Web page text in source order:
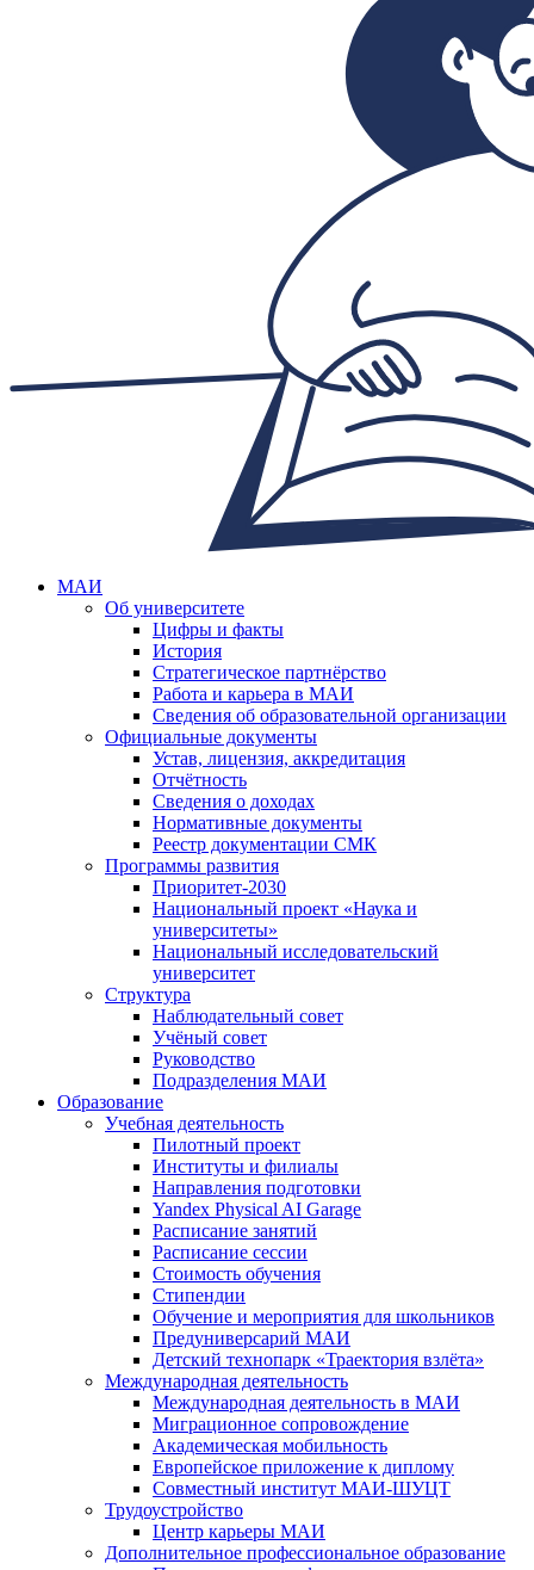
МАИ
Об университете
Цифры и факты
История
Стратегическое партнёрство
Работа и карьера в МАИ
Сведения об образовательной организации
Официальные документы
Устав, лицензия, аккредитация
Отчётность
Сведения о доходах
Нормативные документы
Реестр документации СМК
Программы развития
Приоритет-2030
Национальный проект «Наука и
университеты»
Национальный исследовательский
университет
Структура
Наблюдательный совет
Учёный совет
Руководство
Подразделения МАИ
Образование
Учебная деятельность
Пилотный проект
Институты и филиалы
Направления подготовки
Yandex Physical AI Garage
Расписание занятий
Расписание сессии
Стоимость обучения
Стипендии
Обучение и мероприятия для школьников
Предуниверсарий МАИ
Детский технопарк «Траектория взлёта»
Международная деятельность
Международная деятельность в МАИ
Миграционное сопровождение
Академическая мобильность
Европейское приложение к диплому
Совместный институт МАИ-ШУЦТ
Трудоустройство
Центр карьеры МАИ
Дополнительное профессиональное образование